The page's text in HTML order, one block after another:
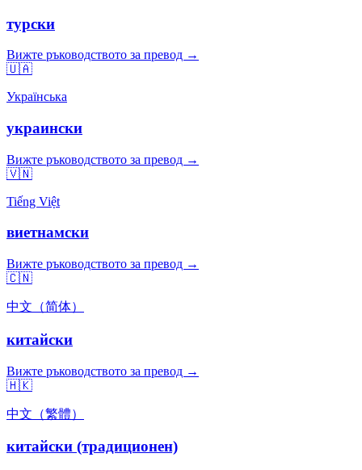
турски
Вижте ръководството за превод →
🇺🇦
Українська
украински
Вижте ръководството за превод →
🇻🇳
Tiếng Việt
виетнамски
Вижте ръководството за превод →
🇨🇳
中文（简体）
китайски
Вижте ръководството за превод →
🇭🇰
中文（繁體）
китайски (традиционен)